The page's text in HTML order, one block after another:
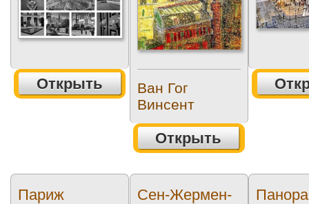
Открыть
Ван Гог
Винсент
Открыть
Париж
Сен-Жермен-